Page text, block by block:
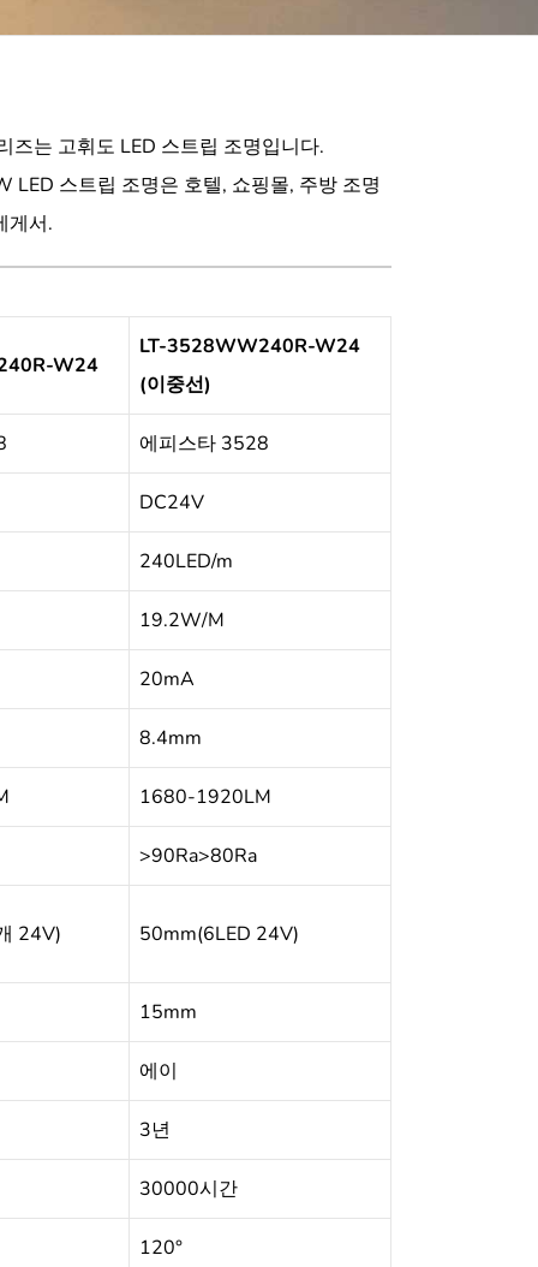
는 고휘도 LED 스트립 조명입니다.
스트립 조명은 호텔, 쇼핑몰, 주방 조명
게서.
W24
LT-3528WW240R-W24
(이중선)
에피스타 3528
DC24V
240LED/m
19.2W/M
20mA
8.4mm
1680-1920LM
>90Ra>80Ra
24V) 50mm(6LED 24V)
15mm
에이
3년
30000시간
120°